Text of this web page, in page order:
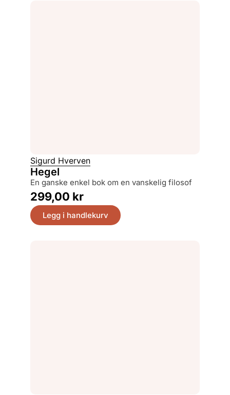
Sigurd Hverven
Hegel
en ganske enkel bok om en vanskelig filosof
299,00 kr
Legg i handlekurv